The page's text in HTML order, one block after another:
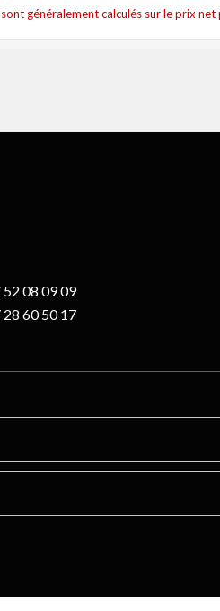
généralement calculés sur le prix
08 09 09
60 50 17